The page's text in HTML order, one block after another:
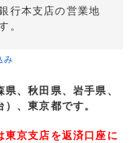
行本支店の営業地
。
み
県、秋田県、岩手県、
、東京都です。
東京支店を返済口座に